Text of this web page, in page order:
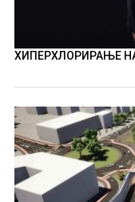
ХИПЕРХЛОРИРАЊЕ